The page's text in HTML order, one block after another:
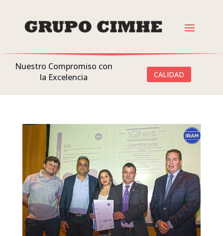
Nuestro Compromiso con
la Excelencia
CALIDAD